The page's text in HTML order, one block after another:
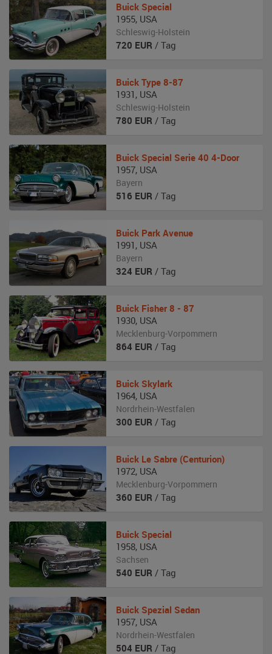
Buick Special
1955, USA
Schleswig-Holstein
720 EUR / Tag
Buick Type 8-87
1931 , USA
Schleswig-Holstein
780 EUR / Tag
Buick Special Serie 40 4-Door
1957, USA
Bayern
516 EUR / Tag
Buick Park Avenue
1991 , USA
Bayern
324 EUR / Tag
Buick Fisher 8 - 87
1930, USA
Mecklenburg-Vorpommern
864 EUR / Tag
Buick Skylark
1964, USA
Nordrhein-Westfalen
300 EUR / Tag
Buick Le Sabre (Centurion)
1972, USA
Mecklenburg-Vorpommern
360 EUR / Tag
Buick Special
1958, USA
Sachsen
540 EUR / Tag
Buick Spezial Sedan
1957, USA
Nordrhein-Westfalen
504 EUR / Tag